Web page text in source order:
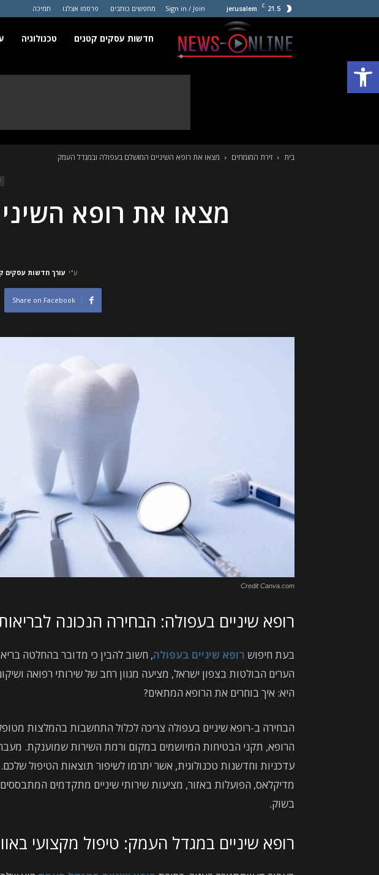
פתח סרגל נגישות
21.5
C
jerusalem
Sign in / Join מחפשים כותבים פרסמו אצלנו תמיכה
חדשות
חדשות עסקים קטנים טכנולוגיה
בית זירת המומחים מצאו את רופא השיניים המושלם בעפולה ובמגדל העמק
מצאו את רופא
ע"י עורך חדשות עסקים
Share on Facebook
Credit Canva.com
רופא שיניים בעפולה: הבחירה הנכונה
בעת חיפוש רופא שיניים בעפולה, חשוב להבין כי מדובר בהחלטה
הערים הבולטות בצפון ישראל, מציעה מגוון רחב של שירותי רפואה
היא: איך בוחרים את הרופא המתאים?
הבחירה ב-רופא שיניים בעפולה צריכה לכלול התחשבות בהמלצות
הרופא, תקני הבטיחות המיושמים במקום ורמת השירות שמוענקת. מעבר
עדכניות וחדשנות טכנולוגית, אשר יתרמו לשיפור תוצאות הטיפול
מדיקלאס, הפועלות באזור, מציעות שירותי שיניים מתקדמים
בשוק.
רופא שיניים במגדל העמק: טיפול מקצועי